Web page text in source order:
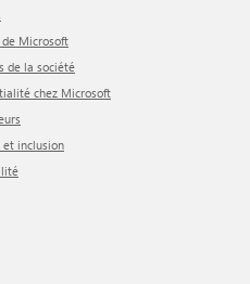
de Microsoft
de la société
chez Microsoft
et inclusion